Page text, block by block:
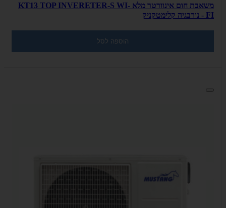
משאבת חום אינוורטר מלא KT13 TOP INVERETER-S WI-
FI - נורבגיה קלימטקניק
הוספה לסל